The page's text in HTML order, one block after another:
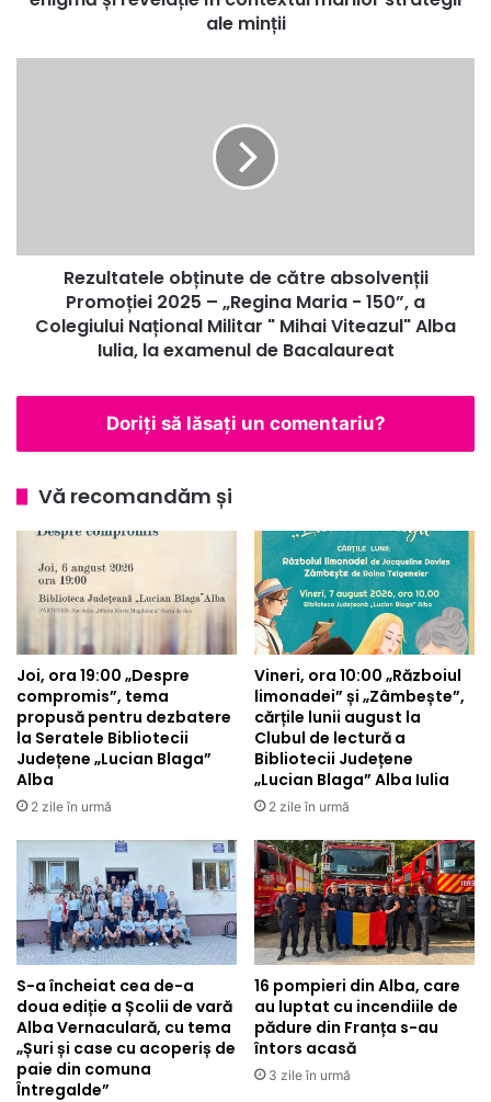
și
ale minții
„Regina
150”,
Alba
Iulia,
examenul
Rezultatele obținute de către absolvenții
Promoției 2025 – „Regina Maria - 150”, a
Colegiului Național Militar " Mihai Viteazul" Alba
Iulia, la examenul de Bacalaureat
Doriți să lăsați un comentariu?
Vă recomandăm și
Joi, ora 19:00 „Despre
compromis”, tema
propusă pentru dezbatere
la Seratele Bibliotecii
Județene „Lucian Blaga”
Alba
2 zile în urmă
Vineri, ora 10:00 „Războiul
limonadei” și „Zâmbește”,
cărțile lunii august la
Clubul de lectură a
Bibliotecii Județene
„Lucian Blaga” Alba Iulia
2 zile în urmă
S-a încheiat cea de-a
doua ediție a Școlii de vară
Alba Vernaculară, cu tema
„Șuri și case cu acoperiș de
paie din comuna
Întregalde”
16 pompieri din Alba, care
au luptat cu incendiile de
pădure din Franța s-au
întors acasă
3 zile în urmă